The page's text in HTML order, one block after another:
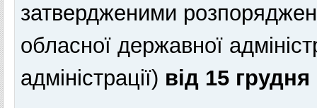
затвердженими
обласної державної
адміністрації) від 15